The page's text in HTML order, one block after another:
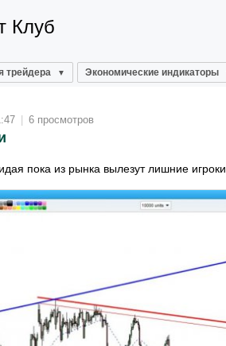
Клуб
трейдера Экономические индикаторы
| 6 просмотров
пока из рынка вылезут лишние игроки.